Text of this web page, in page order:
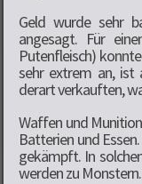
Geld wurde sehr
angesagt. Für
Putenfleisch)
sehr extrem an, ist
derart verkauften,
Waffen und
Batterien und
gekämpft. In
werden zu